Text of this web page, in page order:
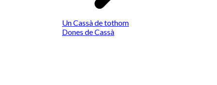
Un Cassà de tothom
Dones de Cassà